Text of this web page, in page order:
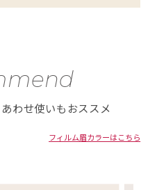
わせ使いもおススメ
フィルム眉カラーはこちら